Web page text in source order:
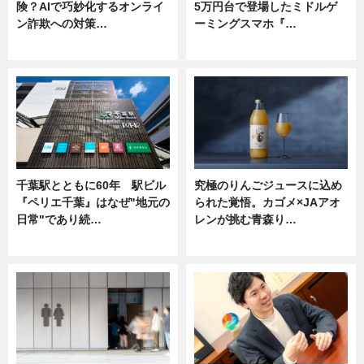
険？AIで巧妙化するオンライ
ン詐欺への対策…
5万円台で登場したミドルゲ
ーミングスマホ『…
千葉駅とともに60年 駅ビル
『ペリエ千葉』はなぜ"地元の
日常"であり続…
究極のりんごジュースに込め
られた覚悟。カゴメ×JAアオ
レンが挑む青森り…